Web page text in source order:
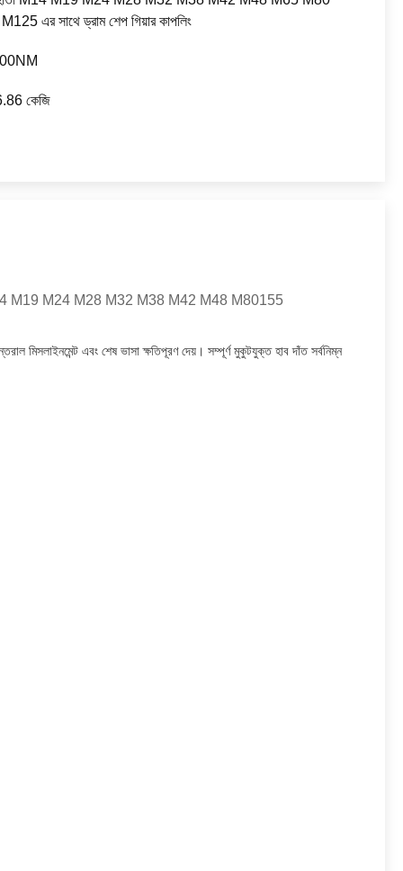
এর সাথে ড্রাম শেপ গিয়ার কাপলিং
কেজি
M19 M24 M28 M32 M38 M42 M48 M80155
মিসলাইনমেন্ট এবং শেষ ভাসা ক্ষতিপূরণ দেয়। সম্পূর্ণ মুকুটযুক্ত হাব দাঁত সর্বনিম্ন